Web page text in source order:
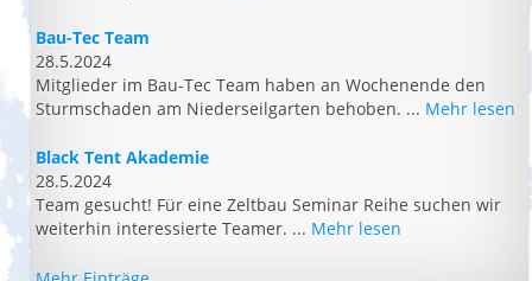
Bau-Tec Team
28.5.2024
Mitglieder im Bau-Tec Team haben an Wochenende den
Sturmschaden am Niederseilgarten behoben. ... Mehr lesen
Black Tent Akademie
28.5.2024
Team gesucht! Für eine Zeltbau Seminar Reihe suchen wir
weiterhin interessierte Teamer. ... Mehr lesen